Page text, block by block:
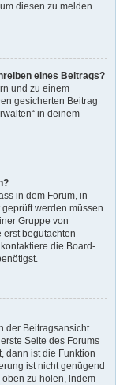
diesen zu melden.
eines Beitrags?
und zu einem
gesicherten Beitrag
in deinem
in dem Forum, in
werden müssen.
Gruppe von
erst begutachten
die Board-
der Beitragsansicht
Seite des Forums
dann ist die Funktion
ist nicht genügend
zu holen, indem